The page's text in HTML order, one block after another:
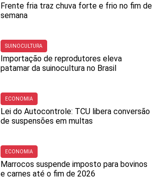
Frente fria traz chuva forte e frio no fim de
semana
SUINOCULTURA
Importação de reprodutores eleva
patamar da suinocultura no Brasil
ECONOMIA
Lei do Autocontrole: TCU libera conversão
de suspensões em multas
ECONOMIA
Marrocos suspende imposto para bovinos
e carnes até o fim de 2026